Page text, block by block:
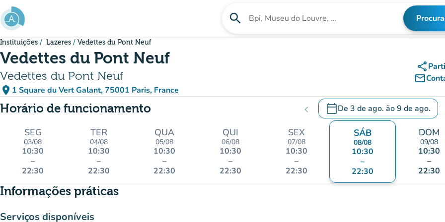
Ir para o conteúdo principal
search Procura uma instituição
Instituições Lazeres Vedettes du Pont Neuf
Vedettes du Pont Neuf
Vedettes du Pont Neuf
place 1 Square du Vert Galant, 75001 Paris, France
(abrir no Google Maps)
(novo separador)
share
mail_outline
Horário de funcionamento chevron_left calendar_todayDe 3 de ago. ão9 de ago.
.Abra o calendário para alterar as
SEG
03/08
10:30
–
22:30
TER
04/08
10:30
–
22:30
QUA
05/08
10:30
–
22:30
QUI
06/08
10:30
–
22:30
SEX
07/08
10:30
–
22:30
SÁB
08/08
10:30
–
22:30
DOM
09/08
10:30
–
22:30
Informações práticas
Serviços disponíveis